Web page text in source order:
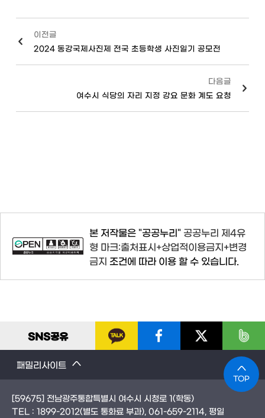
이전글
2024 동강국제사진제 전국 초등학생 사진일기 공모전
다음글
여수시 식당의 자리 지정 강요 문화 계도 요청
본 저작물은 "공공누리" 공공누리 제4유
형 마크:출처표시+상업적이용금지+변경
금지 조건에 따라 이용 할 수 있습니다.
SNS공유
패밀리사이트
TOP
[59675] 전남광주통합특별시 여수시 시청로 1(학동)
TEL : 1899-2012(별도 통화료 부과) , 061-659-2114 , 평일